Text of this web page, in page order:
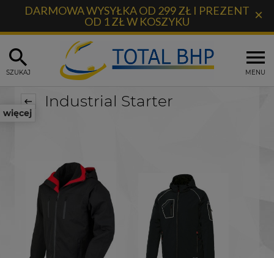
DARMOWA WYSYŁKA OD 299 ZŁ I PREZENT
OD 1 ZŁ W KOSZYKU
×
MENU
SZUKAJ
więcej
Industrial Starter